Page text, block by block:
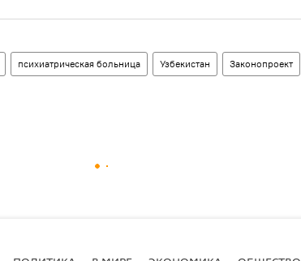
психиатрическая больница Узбекистан Законопроект